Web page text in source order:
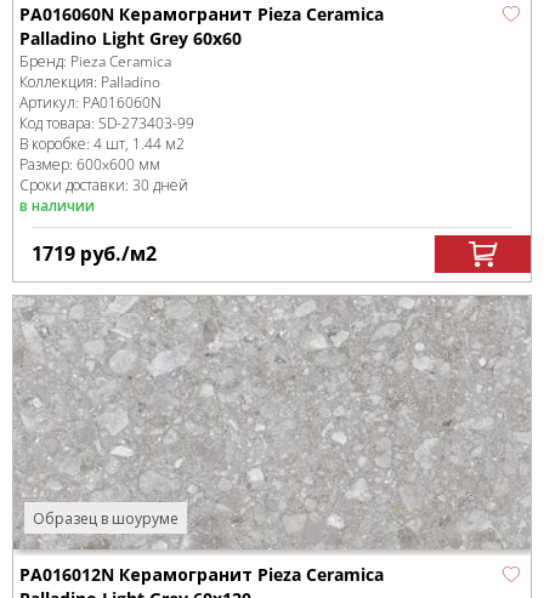
PA016060N Керамогранит Pieza Ceramica
Palladino Light Grey 60х60
Бренд: Pieza Ceramica
Коллекция: Palladino
Артикул: PA016060N
Код товара: SD-273403-99
В коробке: 4 шт, 1.44 м2
Размер: 600x600 мм
Сроки доставки: 30 дней
в наличии
1719 руб./м2
Образец в шоуруме
PA016012N Керамогранит Pieza Ceramica